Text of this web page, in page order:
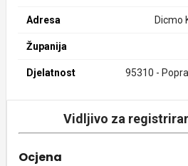
Adresa Dicmo
Županija
Djelatnost
95310 -
Vidljivo za
Ocjena